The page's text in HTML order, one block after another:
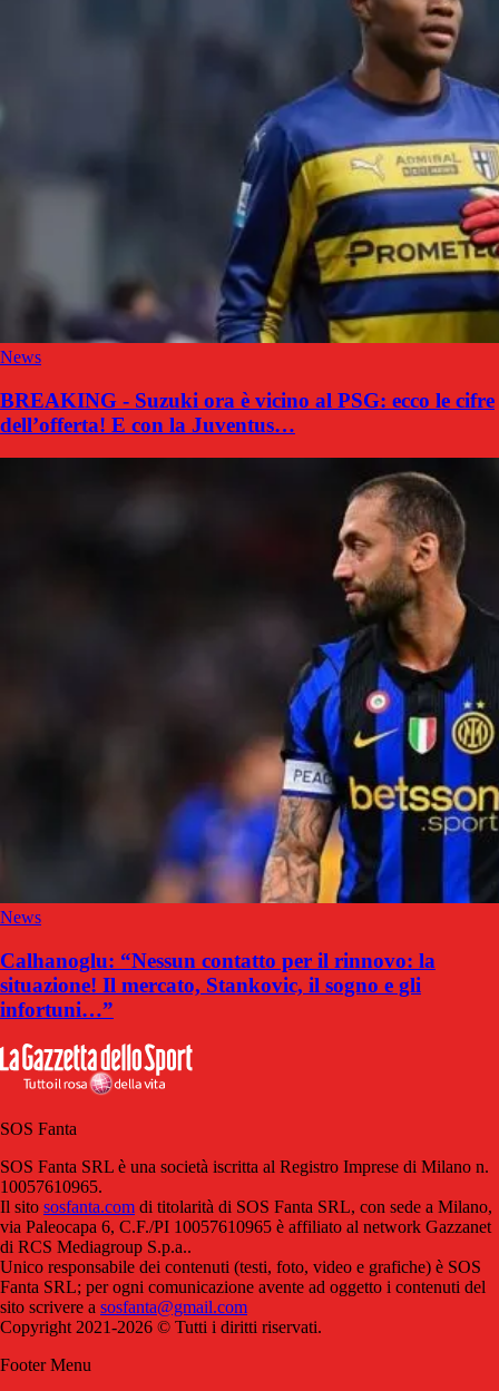
News
BREAKING - Suzuki ora è vicino al PSG: ecco le cifre
dell’offerta! E con la Juventus…
News
Calhanoglu: “Nessun contatto per il rinnovo: la
situazione! Il mercato, Stankovic, il sogno e gli
infortuni…”
SOS Fanta
SOS Fanta SRL è una società iscritta al Registro Imprese di Milano n.
10057610965.
Il sito sosfanta.com di titolarità di SOS Fanta SRL, con sede a Milano,
via Paleocapa 6, C.F./PI 10057610965 è affiliato al network Gazzanet
di RCS Mediagroup S.p.a..
Unico responsabile dei contenuti (testi, foto, video e grafiche) è SOS
Fanta SRL; per ogni comunicazione avente ad oggetto i contenuti del
sito scrivere a sosfanta@gmail.com
Copyright 2021-2026 © Tutti i diritti riservati.
Footer Menu